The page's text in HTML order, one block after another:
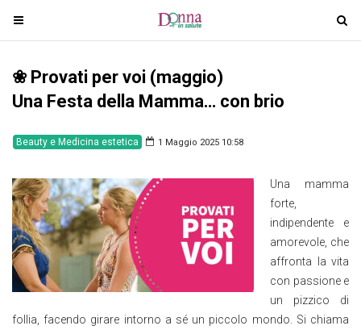
T
o
g
l
n
i
g
a
t
i
o
T
o
❀ Provati per voi (maggio)
Una Festa della Mamma… con brio
Beauty e Medicina estetica 1 Maggio 2025 10:58
Una mamma
forte,
indipendente e
amorevole, che
affronta la vita
con passione e
un pizzico di
follia, facendo girare intorno a sé un piccolo mondo. Si chiama